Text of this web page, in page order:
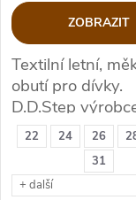
22 24 26
31
+ další
ZOBRAZIT
Textilní letní,
obutí pro dívky.
D.D.Step
kvalitní